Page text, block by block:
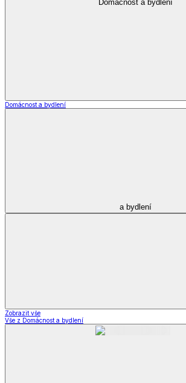
Domácnost a bydlení
Domácnost a bydlení
a bydlení
Zobrazit vše
Vše z Domácnost a bydlení